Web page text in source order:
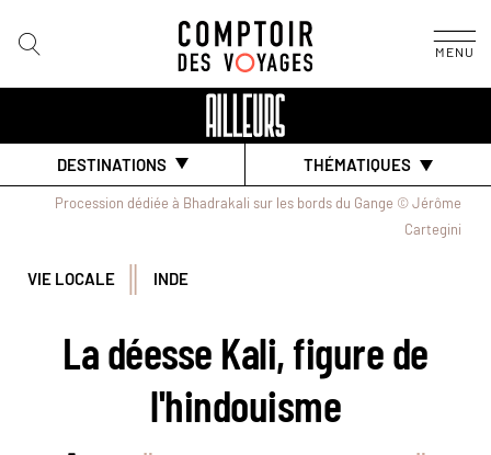
MENU
DESTINATIONS THÉMATIQUES
Procession dédiée à Bhadrakali sur les bords du Gange © Jérôme
Cartegini
VIE LOCALE INDE
La déesse Kali, figure de
l'hindouisme